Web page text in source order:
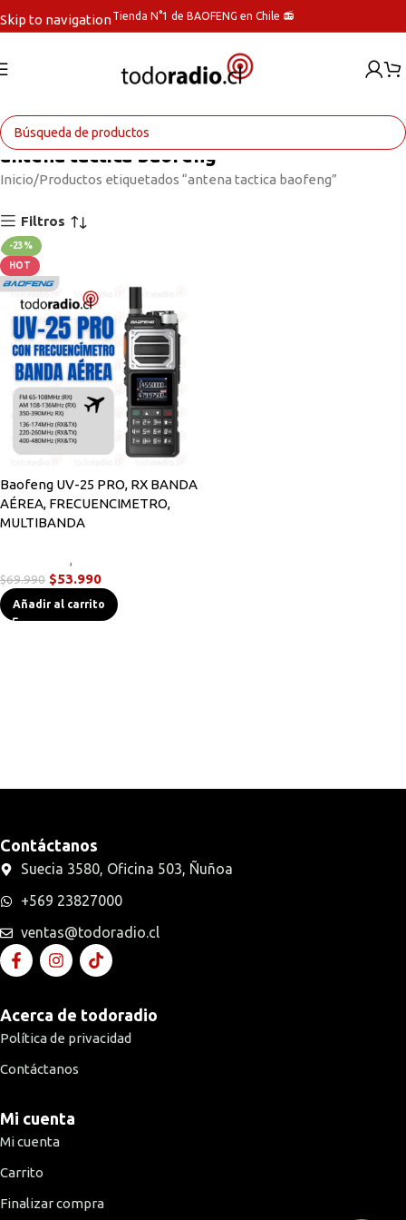
Skip to navigationTienda N°1 de BAOFENG en Chile 📻
antena tactica baofeng
Inicio Productos etiquetados “antena tactica baofeng”
Filtros
-23%
HOT
Baofeng UV-25 PRO, RX BANDA
AÉREA, FRECUENCIMETRO,
MULTIBANDA
,
$69.990 $53.990
Añadir al carrito
Contáctanos
Suecia 3580, Oficina 503, Ñuñoa
+569 23827000
ventas@todoradio.cl
Acerca de todoradio
Política de privacidad
Contáctanos
Mi cuenta
Mi cuenta
Carrito
Finalizar compra